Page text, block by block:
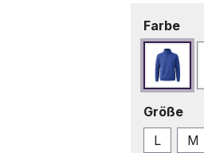
Farbe
Blau
Größe
L
M